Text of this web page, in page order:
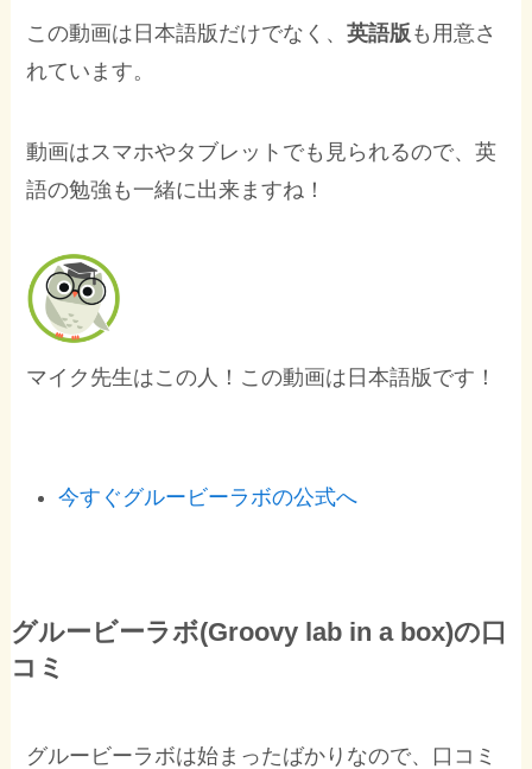
この動画は日本語版だけでなく、英語版 も用意さ
れています。
動画はスマホやタブレットでも見られるので、英
語の勉強も一緒に出来ますね！
マイク先生はこの人！この動画は日本語版です！
今すぐグルービーラボの公式へ
グルービーラボ(Groovy lab in a box)の口
コミ
グルービーラボは始まったばかりなので、口コミ